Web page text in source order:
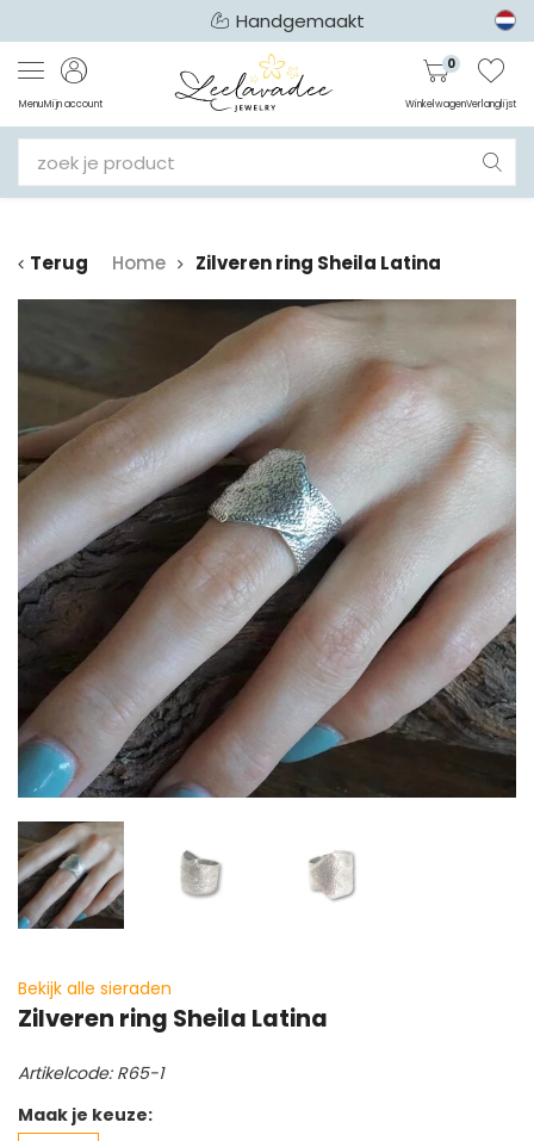
Handgemaakt
MenuMijn account
0
WinkelwagenVerlanglijst
Terug Home Zilveren ring Sheila Latina
Bekijk alle sieraden
Zilveren ring Sheila Latina
Artikelcode: R65-1
Maak je keuze: